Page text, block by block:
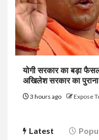
योगी सरकार का बड़ा
अखिलेश सरकार का पुराना
3 hours ago Expose
Latest